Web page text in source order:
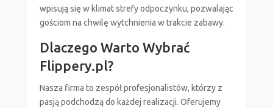
wpisują się w klimat strefy odpoczynku, pozwalając
gościom na chwilę wytchnienia w trakcie zabawy.
Dlaczego Warto Wybrać
Flippery.pl?
Nasza firma to zespół profesjonalistów, którzy z
pasją podchodzą do każdej realizacji. Oferujemy